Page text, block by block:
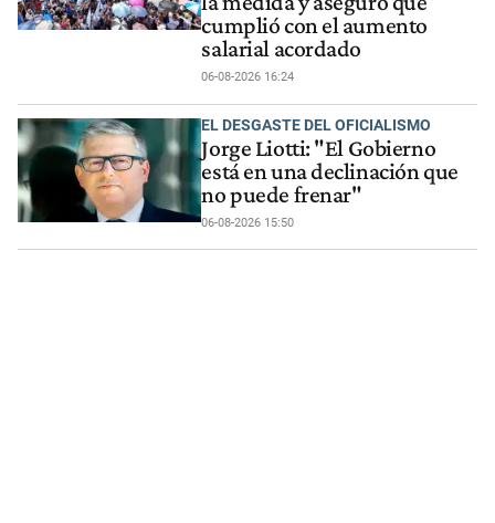
cumplió con el aumento
salarial acordado
06-08-2026 16:24
EL DESGASTE DEL OFICIALISMO
Jorge Liotti: "El Gobierno
está en una declinación que
no puede frenar"
06-08-2026 15:50